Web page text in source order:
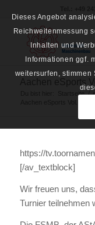
Startseite /
https://
[/av_textblock]
Wir freuen uns,
Turnier teilnehmen
Dieses Angebot
Reichweitenmessung
Inhalten und
Informationen ggf.
weitersurfen,